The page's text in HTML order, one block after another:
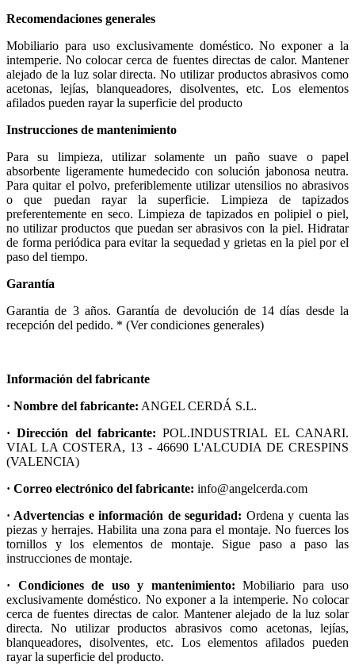
Recomendaciones generales
Mobiliario para uso exclusivamente doméstico. No exponer a la
intemperie. No colocar cerca de fuentes directas de calor. Mantener
alejado de la luz solar directa. No utilizar productos abrasivos como
acetonas, lejías, blanqueadores, disolventes, etc. Los elementos
afilados pueden rayar la superficie del producto
Instrucciones de mantenimiento
Para su limpieza, utilizar solamente un paño suave o papel
absorbente ligeramente humedecido con solución jabonosa neutra.
Para quitar el polvo, preferiblemente utilizar utensilios no abrasivos
o que puedan rayar la superficie. Limpieza de tapizados
preferentemente en seco. Limpieza de tapizados en polipiel o piel,
no utilizar productos que puedan ser abrasivos con la piel. Hidratar
de forma periódica para evitar la sequedad y grietas en la piel por el
paso del tiempo.
Garantía
Garantia de 3 años. Garantía de devolución de 14 días desde la
recepción del pedido. * (Ver condiciones generales)
Información del fabricante
· Nombre del fabricante: ANGEL CERDÁ S.L.
· Dirección del fabricante: POL.INDUSTRIAL EL CANARI.
VIAL LA COSTERA, 13 - 46690 L'ALCUDIA DE CRESPINS
(VALENCIA)
· Correo electrónico del fabricante: info@angelcerda.com
· Advertencias e información de seguridad: Ordena y cuenta las
piezas y herrajes. Habilita una zona para el montaje. No fuerces los
tornillos y los elementos de montaje. Sigue paso a paso las
instrucciones de montaje.
· Condiciones de uso y mantenimiento: Mobiliario para uso
exclusivamente doméstico. No exponer a la intemperie. No colocar
cerca de fuentes directas de calor. Mantener alejado de la luz solar
directa. No utilizar productos abrasivos como acetonas, lejías,
blanqueadores, disolventes, etc. Los elementos afilados pueden
rayar la superficie del producto.